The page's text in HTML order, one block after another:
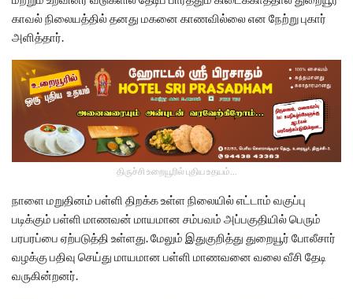
காவல் நிலையத்தில் தனது மகனை காணவில்லை என நேற்று புகார்
அளித்தார்.
திருச்சி உறையூரில் புதிய உதயம்...
நாளை மறுதினம் பள்ளி திறக்க உள்ள நிலையில் எட்டாம் வகுப்பு
படிக்கும் பள்ளி மாணவன் மாயமான சம்பவம் அப்பகுதியில் பெரும்
பரபரப்பை ஏற்படுத்தி உள்ளது. மேலும் இதுகுறித்து துறையூர் போலீசார்
வழக்கு பதிவு செய்து மாயமான பள்ளி மாணவனை வலை வீசி தேடி
வருகின்றனர்.